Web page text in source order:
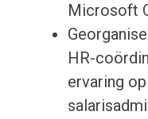
Microsoft
HR-
ervaring